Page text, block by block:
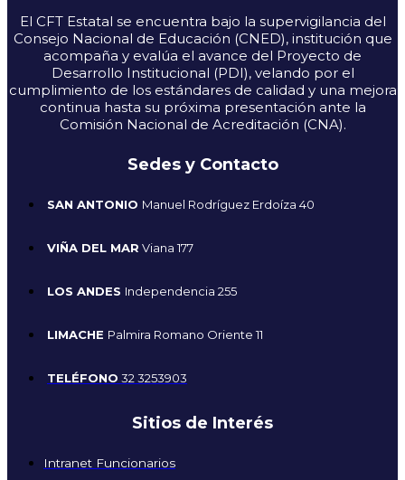
El CFT Estatal se encuentra bajo la supervigilancia del
Consejo Nacional de Educación (CNED), institución que
acompaña y evalúa el avance del Proyecto de
Desarrollo Institucional (PDI), velando por el
cumplimiento de los estándares de calidad y una mejora
continua hasta su próxima presentación ante la
Comisión Nacional de Acreditación (CNA).
Sedes y Contacto
SAN ANTONIO Manuel Rodríguez Erdoíza 40
VIÑA DEL MAR Viana 177
LOS ANDES Independencia 255
LIMACHE Palmira Romano Oriente 11
TELÉFONO 32 3253903
Sitios de Interés
Intranet Funcionarios